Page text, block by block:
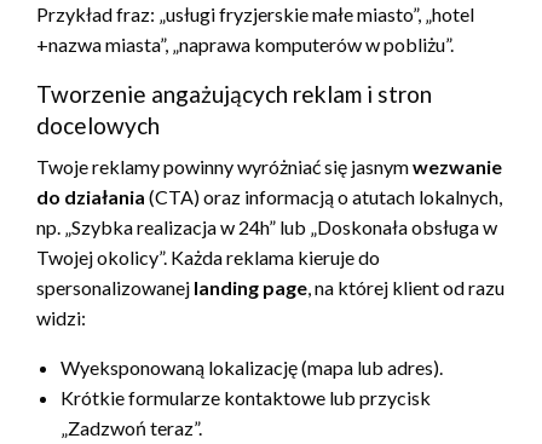
Przykład fraz: „usługi fryzjerskie małe miasto”, „hotel
+nazwa miasta”, „naprawa komputerów w pobliżu”.
Tworzenie angażujących reklam i stron
docelowych
Twoje reklamy powinny wyróżniać się jasnymwezwanie
do działania (CTA) oraz informacją o atutach lokalnych,
np. „Szybka realizacja w 24h” lub „Doskonała obsługa w
Twojej okolicy”. Każda reklama kieruje do
spersonalizowanej landing page, na której klient od razu
widzi:
Wyeksponowaną lokalizację (mapa lub adres).
Krótkie formularze kontaktowe lub przycisk
„Zadzwoń teraz”.